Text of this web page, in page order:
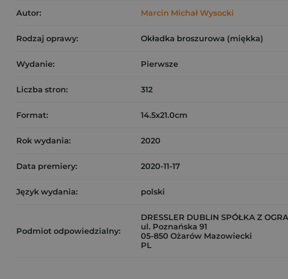
Autor: Marcin Michał Wysocki
Rodzaj oprawy: Okładka broszurowa (miękka)
Wydanie: Pierwsze
Liczba stron: 312
Format: 14.5x21.0cm
Rok wydania: 2020
Data premiery: 2020-11-17
Język wydania: polski
Podmiot odpowiedzialny:
DRESSLER DUBLIN SPÓŁKA Z
ul. Poznańska 91
05-850 Ożarów Mazowiecki
PL